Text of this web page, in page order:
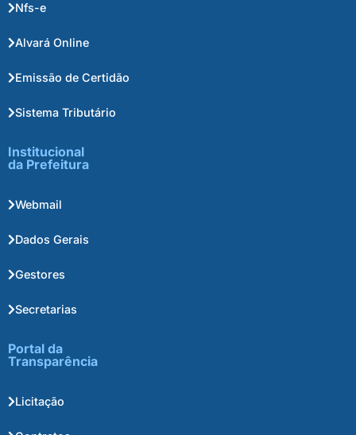
Nfs-e
Alvará Online
Emissão de Certidão
Sistema Tributário
Institucional
da Prefeitura
Webmail
Dados Gerais
Gestores
Secretarias
Portal da
Transparência
Licitação